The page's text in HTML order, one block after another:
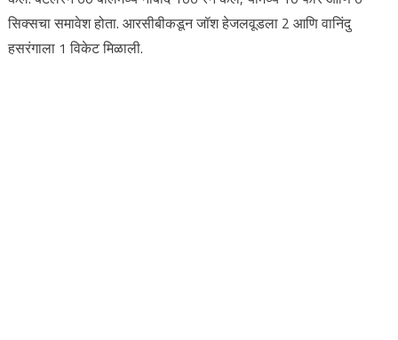
सिक्सचा समावेश होता. आरसीबीकडून जॉश हेजलवूडला 2 आणि वानिंदु
हसरंगाला 1 विकेट मिळाली.